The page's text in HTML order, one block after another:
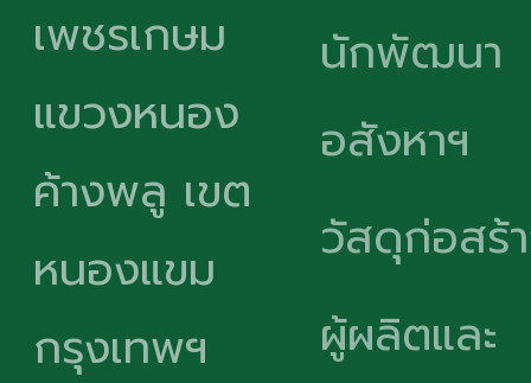
เพชรเกษม
แขวงหนอง
ค้างพลู เขต
หนองแขม
กรุงเทพฯ
นักพัฒนา
อสังหาฯ
วัสดุก่อสร้
ผู้ผลิตและ